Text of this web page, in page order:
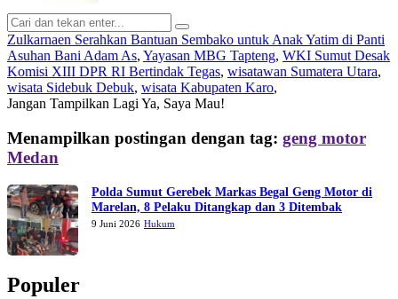
Zulkarnaen Serahkan Bantuan Sembako untuk Anak Yatim di Panti
Asuhan Bani Adam As, Yayasan MBG Tapteng, WKI Sumut Desak
Komisi XIII DPR RI Bertindak Tegas, wisatawan Sumatera Utara,
wisata Sidebuk Debuk, wisata Kabupaten Karo,
Jangan Tampilkan LagiYa, Saya Mau!
Menampilkan postingan dengan tag: geng motor
Medan
Polda Sumut Gerebek Markas Begal Geng Motor di
Marelan, 8 Pelaku Ditangkap dan 3 Ditembak
9 Juni 2026 Hukum
Populer